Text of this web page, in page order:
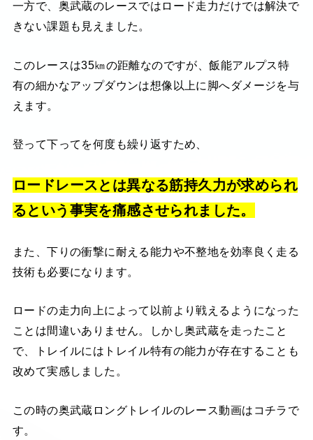
一方で、奥武蔵のレースではロード走力だけでは解決で
きない課題も見えました。
このレースは35㎞の距離なのですが、飯能アルプス特
有の細かなアップダウンは想像以上に脚へダメージを与
えます。
登って下ってを何度も繰り返すため、
ロードレースとは異なる筋持久力が求められ
るという事実を痛感させられました。
また、下りの衝撃に耐える能力や不整地を効率良く走る
技術も必要になります。
ロードの走力向上によって以前より戦えるようになった
ことは間違いありません。しかし奥武蔵を走ったこと
で、トレイルにはトレイル特有の能力が存在することも
改めて実感しました。
この時の奥武蔵ロングトレイルのレース動画はコチラで
す。